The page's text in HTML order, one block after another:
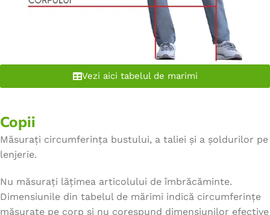
Vezi aici tabelul de marimi
Copii
Măsurați circumferința bustului, a taliei și a șoldurilor pe
lenjerie.
Nu măsurați lățimea articolului de îmbrăcăminte.
Dimensiunile din tabelul de mărimi indică circumferințe
măsurate pe corp și nu corespund dimensiunilor efective